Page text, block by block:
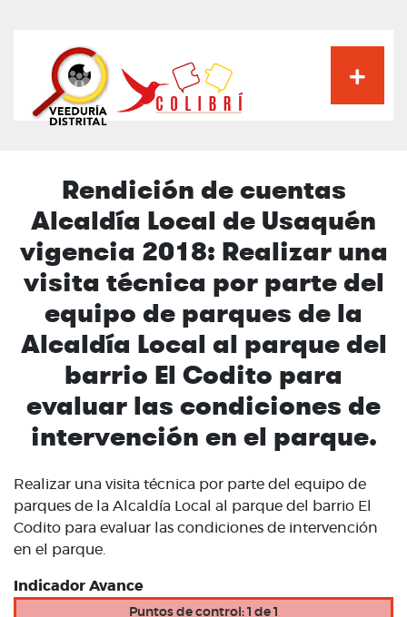
principal
Rendición de cuentas
Alcaldía Local de Usaquén
vigencia 2018: Realizar una
visita técnica por parte del
equipo de parques de la
Alcaldía Local al parque del
barrio El Codito para
evaluar las condiciones de
intervención en el parque.
Realizar una visita técnica por parte del equipo de
parques de la Alcaldía Local al parque del barrio El
Codito para evaluar las condiciones de intervención
en el parque.
Indicador Avance
Puntos de control: 1 de 1